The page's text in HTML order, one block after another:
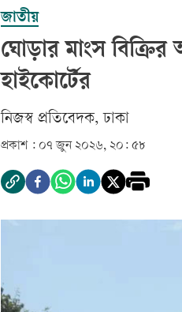
জাতীয়
ঘোড়ার মাংস বিক্রির
হাইকোর্টের
‎নিজস্ব প্রতিবেদক, ঢাকা‎
প্রকাশ : ০৭ জুন ২০২৬, ২০: ৫৮